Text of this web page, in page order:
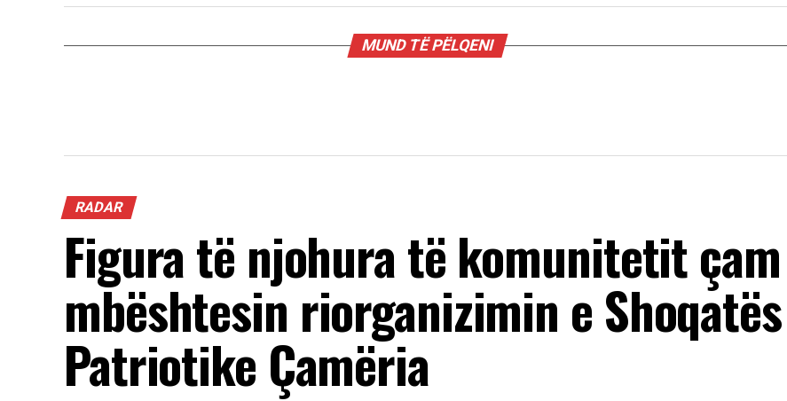
MUND TË PËLQENI
RADAR
Figura të njohura të komunitetit çam
mbështesin riorganizimin e Shoqatës
Patriotike Çamëria